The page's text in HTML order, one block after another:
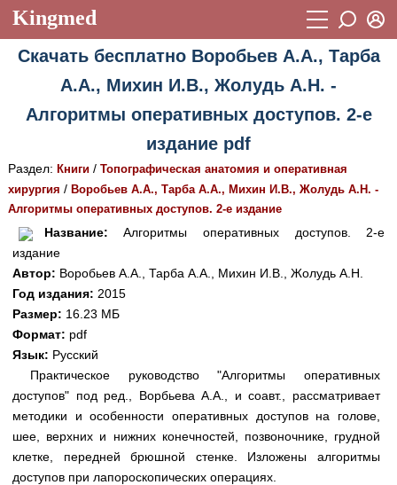
Kingmed
Учебный материал
Видеогалерея 899
Истории болезней 1268
Лекции и презентации 2474
Аккредитационные тесты (6)
Методические рекомендации 1050
Научно-популярное
Статьи
Новости (244)
Медицинская стандартизация
Нормативы экстренной и неотложной помощи
Нормы лабораторных и инструментальных
Восстановить пароль
Регистрация
Скачать бесплатно Воробьев А.А., Тарба
А.А., Михин И.В., Жолудь А.Н. -
Алгоритмы оперативных доступов. 2-е
издание pdf
Раздел: Книги/ Топографическая анатомия и оперативная
хирургия / Воробьев А.А., Тарба А.А., Михин И.В., Жолудь А.Н. -
Алгоритмы оперативных доступов. 2-е издание
Название: Алгоритмы оперативных доступов. 2-е
издание
Автор: Воробьев А.А., Тарба А.А., Михин И.В., Жолудь А.Н.
Год издания: 2015
Размер: 16.23 МБ
Формат: pdf
Язык: Русский
Практическое руководство "Алгоритмы оперативных
доступов" под ред., Ворбьева А.А., и соавт., рассматривает
методики и особенности оперативных доступов на голове,
шее, верхних и нижних конечностей, позвоночнике, грудной
клетке, передней брюшной стенке. Изложены алгоритмы
доступов при лапороскопических операциях.